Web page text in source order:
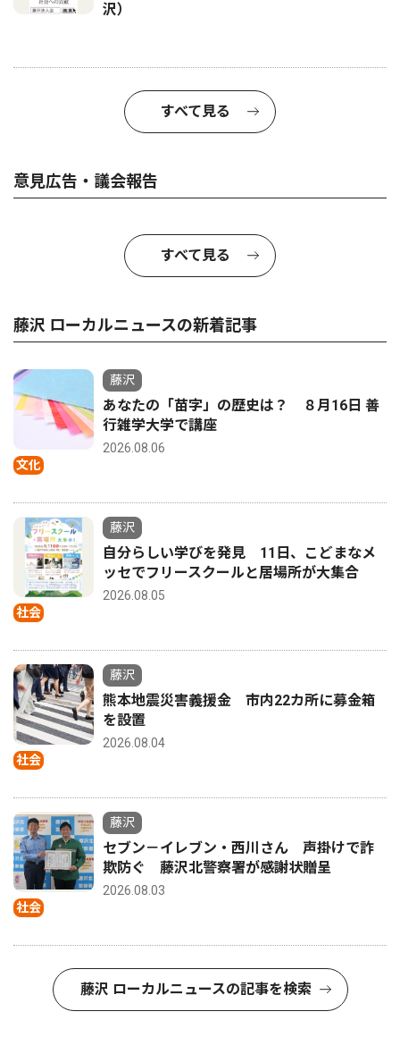
沢）
すべて見る
意見広告・議会報告
すべて見る
藤沢 ローカルニュースの新着記事
文化
藤沢
あなたの「苗字」の歴史は？ ８月16日 善
行雑学大学で講座
2026.08.06
社会
藤沢
自分らしい学びを発見 11日、こどまなメ
ッセでフリースクールと居場所が大集合
2026.08.05
社会
藤沢
熊本地震災害義援金 市内22カ所に募金箱
を設置
2026.08.04
社会
藤沢
セブン－イレブン・西川さん 声掛けで詐
欺防ぐ 藤沢北警察署が感謝状贈呈
2026.08.03
藤沢 ローカルニュースの記事を検索